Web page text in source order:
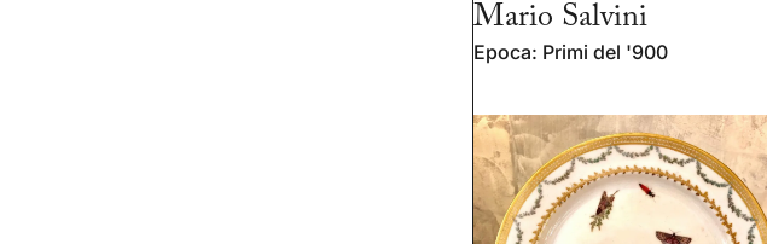
Mario Salvini
Epoca: Primi del '900